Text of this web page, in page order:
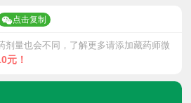
点击复制
剂量也会不同，了解更多请添加藏药师微
元！